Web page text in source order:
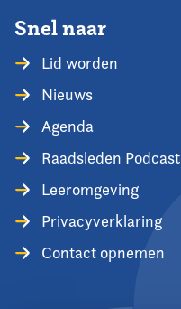
Snel naar
Lid worden
Nieuws
Agenda
Raadsleden Podcast
Leeromgeving
Privacyverklaring
Contact opnemen